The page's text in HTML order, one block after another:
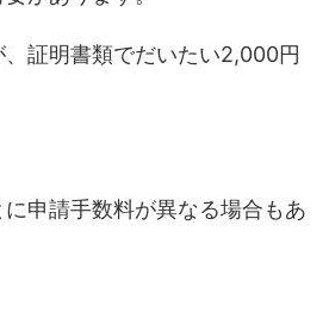
証明書類でだいたい2,000円
申請手数料が異なる場合もあ